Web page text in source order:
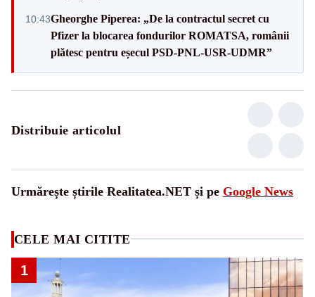
10:43Gheorghe Piperea: „De la contractul secret cu
Pfizer la blocarea fondurilor ROMATSA, românii
plătesc pentru eșecul PSD-PNL-USR-UDMR”
Distribuie articolul
Urmărește știrile Realitatea.NET și pe Google News
CELE MAI CITITE
1